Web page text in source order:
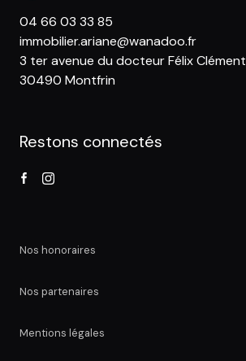
04 66 03 33 85
immobilier.ariane@wanadoo.fr
3 ter avenue du docteur Félix Clément
30490 Montfrin
Restons connectés
Nos honoraires
Nos partenaires
Mentions légales